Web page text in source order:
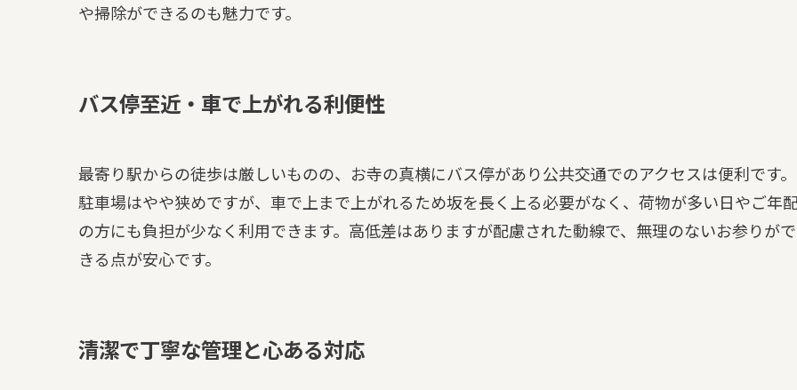
や掃除ができるのも魅力です。
バス停至近・車で上がれる利便性
最寄り駅からの徒歩は厳しいものの、お寺の真横にバス停があり公共交通でのアクセスは便利です。
駐車場はやや狭めですが、車で上まで上がれるため坂を長く上る必要がなく、荷物が多い日やご年
の方にも負担が少なく利用できます。高低差はありますが配慮された動線で、無理のないお参りがで
きる点が安心です。
清潔で丁寧な管理と心ある対応